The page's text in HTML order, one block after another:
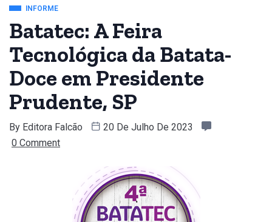
INFORME
Batatec: A Feira
Tecnológica da Batata-
Doce em Presidente
Prudente, SP
By Editora Falcão
20 De Julho De 2023
0 Comment